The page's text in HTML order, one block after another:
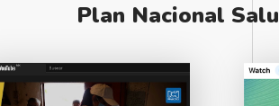
Plan Nacional